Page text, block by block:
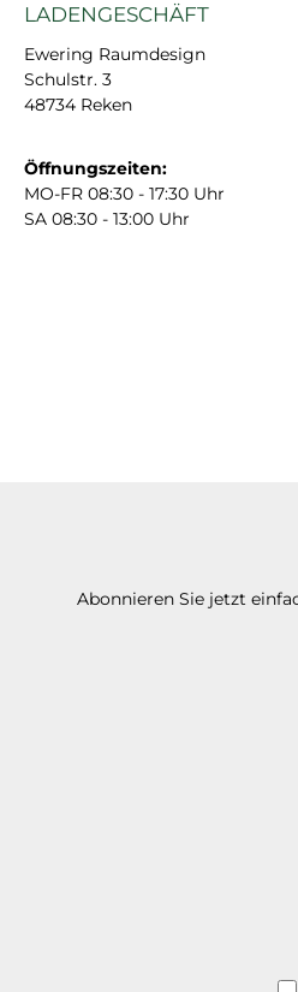
LADENGESCHÄFT
Ewering Raumdesign
Schulstr. 3
48734 Reken
Öffnungszeiten:
MO-FR 08:30 - 17:30 Uhr
SA 08:30 - 13:00 Uhr
Abonnieren Sie jetzt